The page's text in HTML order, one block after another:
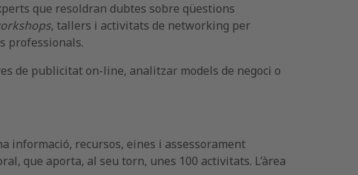
que resoldran dubtes sobre qüestions
, tallers i activitats de networking per
professionals.
de publicitat on-line, analitzar models de negoci o
informació, recursos, eines i assessorament
que aporta, al seu torn, unes 100 activitats. L’àrea